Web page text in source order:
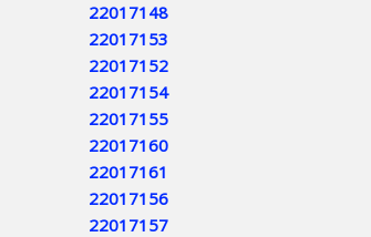
22017148
22017153
22017152
22017154
22017155
22017160
22017161
22017156
22017157